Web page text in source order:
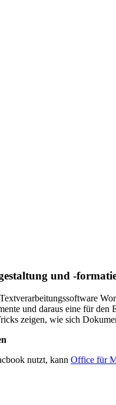
und -
und daraus eine für
zeigen, wie sich
nutzt, kann Office für